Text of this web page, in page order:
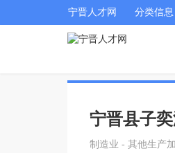
宁晋人才网 分类信息
宁晋县子
制造业 - 其他生产